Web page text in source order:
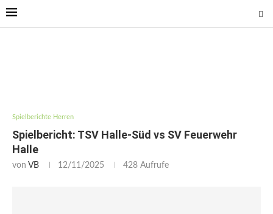
Spielberichte Herren
Spielbericht: TSV Halle-Süd vs SV Feuerwehr
Halle
von VB 12/11/2025 428 Aufrufe